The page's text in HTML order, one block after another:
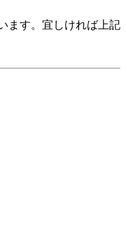
ます。宜しければ上記